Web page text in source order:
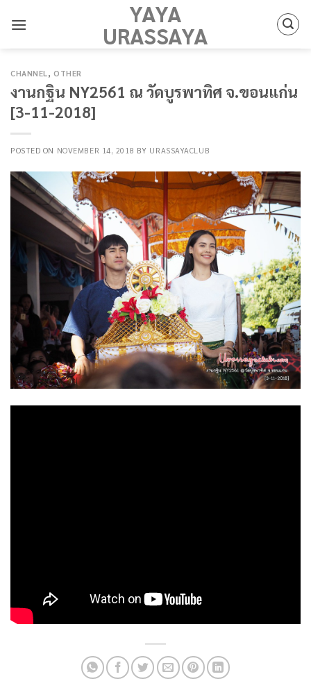
YAYA
URASSAYA
CHANNEL,OTHER
งานกฐิน NY2561 ณ วัดบูรพาทิศ จ.ขอนแก่น
[3-11-2018]
POSTED ON NOVEMBER 14, 2018 BY URASSAYACLUB